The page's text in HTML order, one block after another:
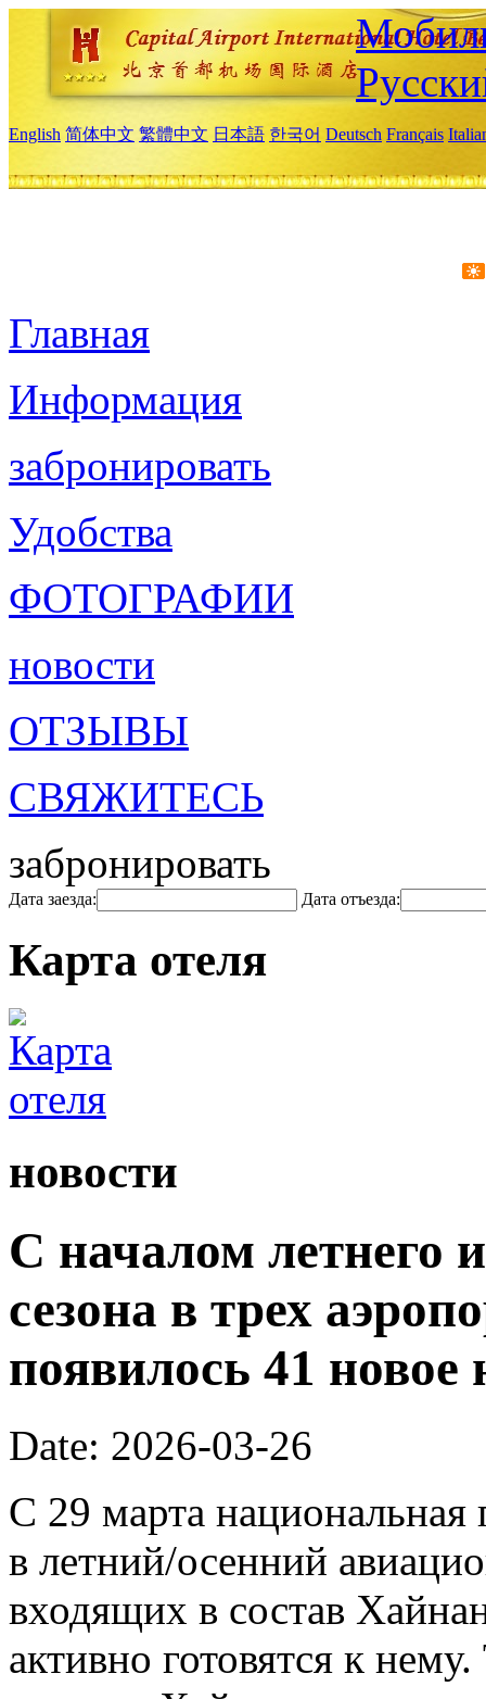
English 简体中文 繁體中文 日本語 한국어 Deutsch Français
Главная
Информация
забронировать
Удобства
ФОТОГРАФИИ
новости
ОТЗЫВЫ
СВЯЖИТЕСЬ
забронировать
Дата заезда: Дата отъезда:
Карта отеля
новости
С началом летнего
сезона в трех
появилось 41 новое
Date: 2026-03-26
С 29 марта национальная
в летний/осенний
входящих в состав
активно готовятся к